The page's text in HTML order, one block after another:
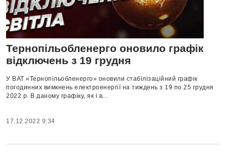
Тернопільобленерго оновило графік
відключень з 19 грудня
У ВАТ «Тернопільобленерго» оновили стабілізаційний графік
погодинних вимкнень електроенергії на тиждень з 19 по 25 грудня
2022 р. В даному графіку, як і в...
17.12.2022 9:34